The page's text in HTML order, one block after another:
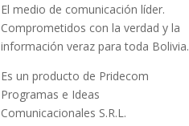
El medio de comunicación líder.
Comprometidos con la verdad y la
información veraz para toda Bolivia.
Es un producto de Pridecom
Programas e Ideas
Comunicacionales S.R.L.